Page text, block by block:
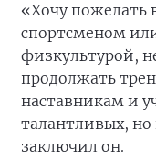
«Хочу пожелать
спортсменом
физкультурой,
продолжать
наставникам и
талантливых,
заключил он.